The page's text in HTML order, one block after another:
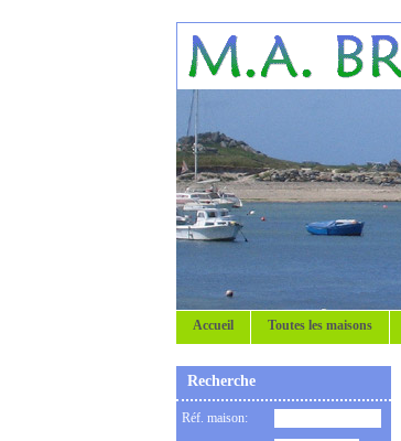
Accueil Toutes les maisons
Recherche
Réf. maison: